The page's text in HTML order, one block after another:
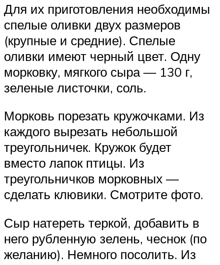
Для их приготовления необходимы
спелые оливки двух размеров
(крупные и средние). Спелые
оливки имеют черный цвет. Одну
морковку, мягкого сыра — 130 г,
зеленые листочки, соль.
Морковь порезать кружочками. Из
каждого вырезать небольшой
треугольничек. Кружок будет
вместо лапок птицы. Из
треугольничков морковных —
сделать клювики. Смотрите фото.
Сыр натереть теркой, добавить в
него рубленную зелень, чеснок (по
желанию). Немного посолить. Из